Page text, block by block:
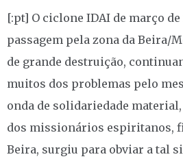
[:pt] O ciclone IDAI de março de
passagem pela zona da Beira/
de grande destruição,
muitos dos problemas pelo
onda de solidariedade
dos missionários espiritanos,
Beira, surgiu para obviar a tal